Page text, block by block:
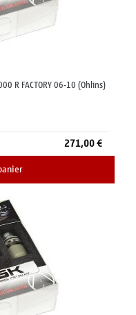
R FACTORY 06-10 (Ohlins)
271,00 €